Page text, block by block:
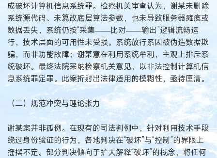
成破坏计算机信息系统罪。检察机关审查认为，谢某未删除
系统源代码、未篡改底层算法参数，也未导致服务器瘫痪或
数据丢失，系统仍按“采集——比对——输出”逻辑流畅运
行，技术层面的可用性未受损。系统放行系因被伪造数据欺
骗，而非功能故障；谢某意在利用系统牟利，主观上排斥系
统破坏。最终法院采纳检察机关意见，以非法控制计算机信
息系统罪定罪。此案折射出法律适用的模糊性，亟待厘清。
（二）规范冲突与理论张力
谢某案并非孤例。在现有的司法判例中，针对利用技术手段
绕过身份验证的行为，各地判决在“破坏”与“控制”的界限上
摇摆不定。部分判决倾向于扩大解释“破坏”的概念，将任何